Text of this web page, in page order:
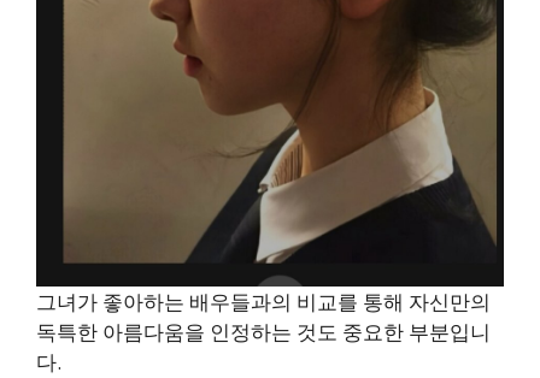
그녀가 좋아하는 배우들과의 비교를 통해 자신만의
독특한 아름다움을 인정하는 것도 중요한 부분입니
다.